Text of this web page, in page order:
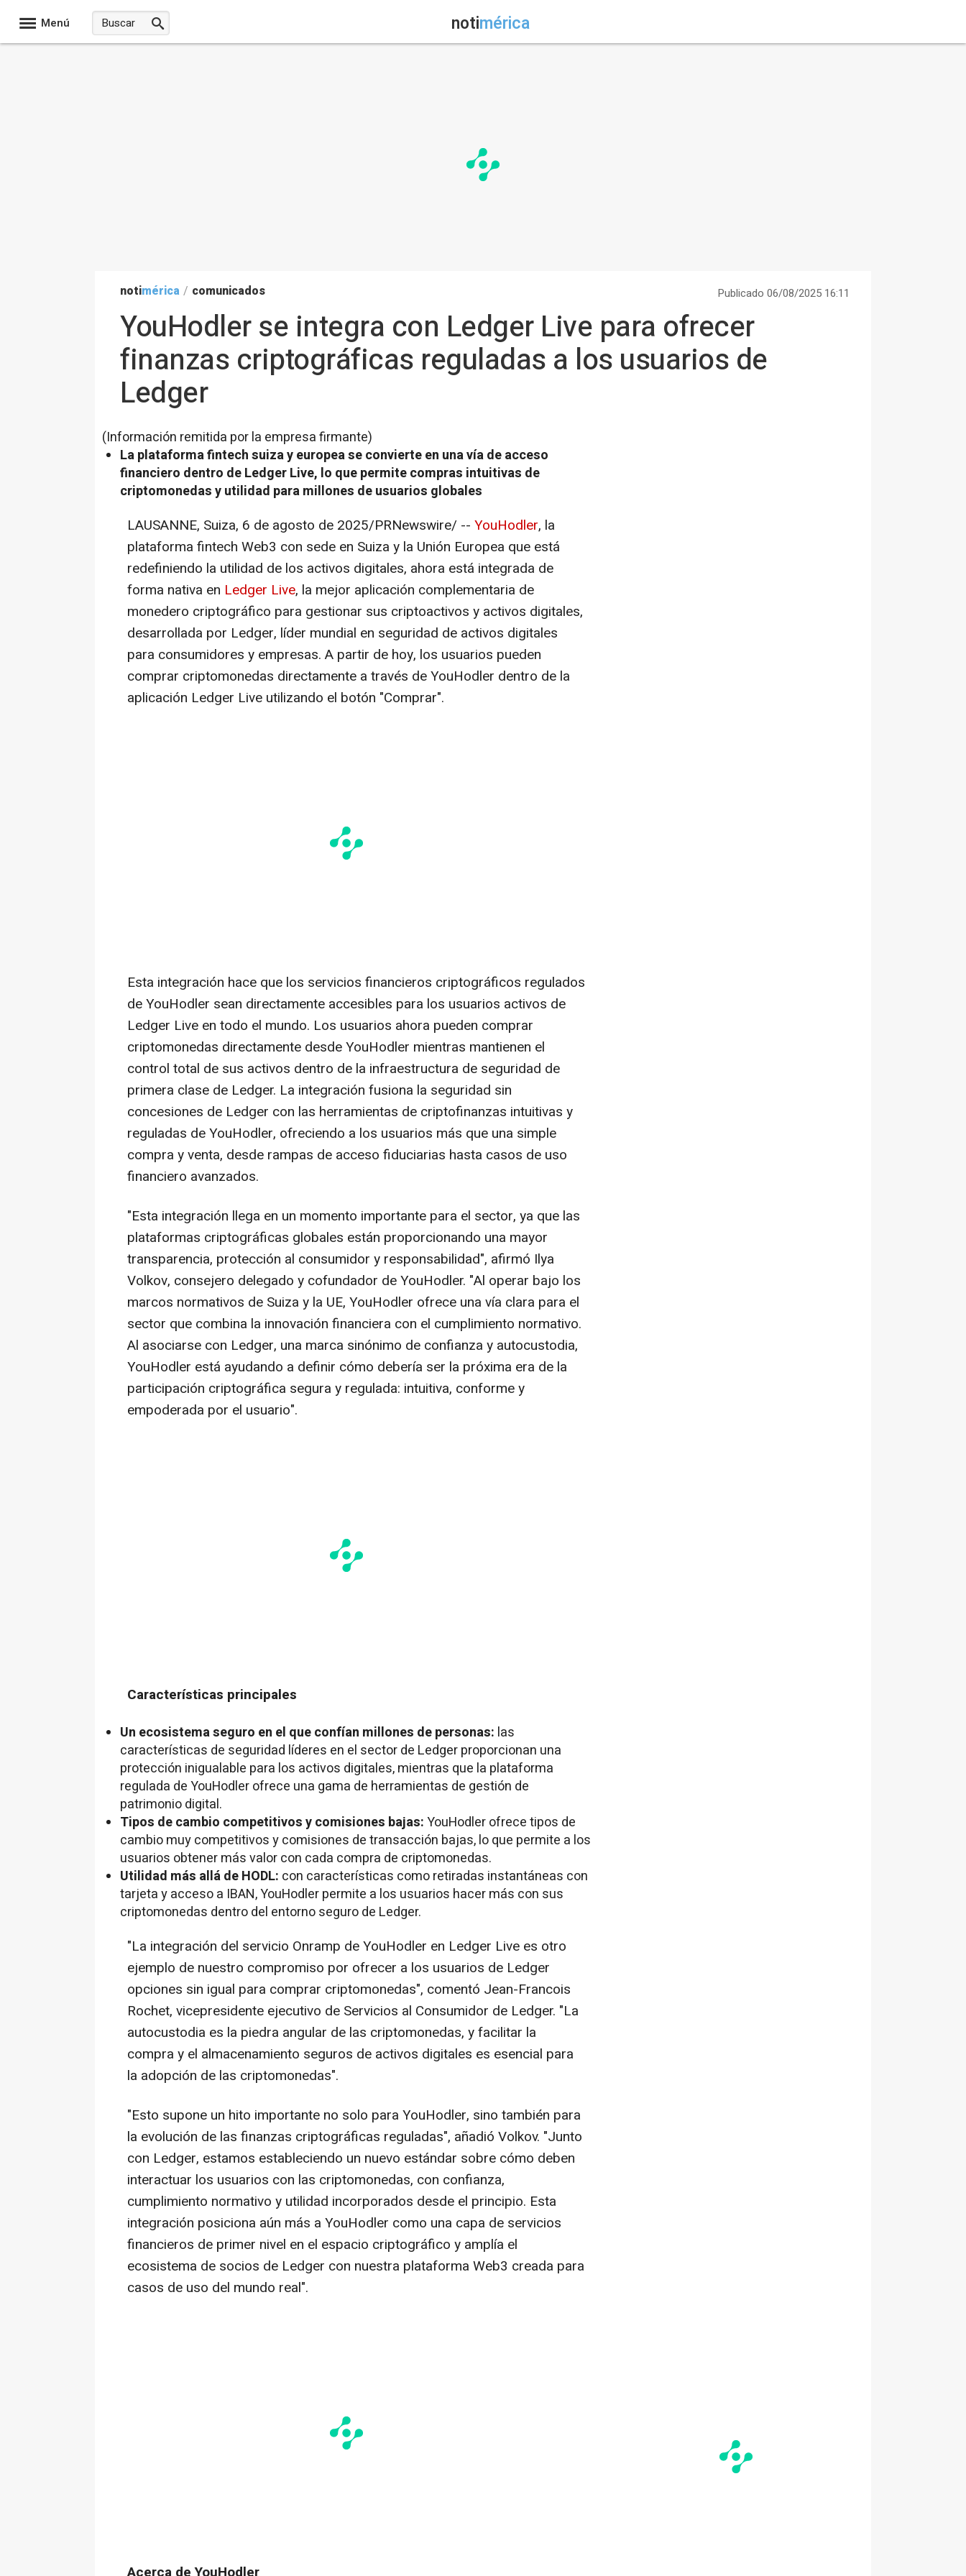
Menú notimérica
notimérica / comunicados Publicado 06/08/2025 16:11
YouHodler se integra con Ledger Live para ofrecer
finanzas criptográficas reguladas a los usuarios de
Ledger
(Información remitida por la empresa firmante)
La plataforma fintech suiza y europea se convierte en una vía de acceso
financiero dentro de Ledger Live, lo que permite compras intuitivas de
criptomonedas y utilidad para millones de usuarios globales
LAUSANNE, Suiza, 6 de agosto de 2025/PRNewswire/ -- YouHodler, la
plataforma fintech Web3 con sede en Suiza y la Unión Europea que está
redefiniendo la utilidad de los activos digitales, ahora está integrada de
forma nativa en Ledger Live, la mejor aplicación complementaria de
monedero criptográfico para gestionar sus criptoactivos y activos digitales,
desarrollada por Ledger, líder mundial en seguridad de activos digitales
para consumidores y empresas. A partir de hoy, los usuarios pueden
comprar criptomonedas directamente a través de YouHodler dentro de la
aplicación Ledger Live utilizando el botón "Comprar".
Esta integración hace que los servicios financieros criptográficos regulados
de YouHodler sean directamente accesibles para los usuarios activos de
Ledger Live en todo el mundo. Los usuarios ahora pueden comprar
criptomonedas directamente desde YouHodler mientras mantienen el
control total de sus activos dentro de la infraestructura de seguridad de
primera clase de Ledger. La integración fusiona la seguridad sin
concesiones de Ledger con las herramientas de criptofinanzas intuitivas y
reguladas de YouHodler, ofreciendo a los usuarios más que una simple
compra y venta, desde rampas de acceso fiduciarias hasta casos de uso
financiero avanzados.
"Esta integración llega en un momento importante para el sector, ya que las
plataformas criptográficas globales están proporcionando una mayor
transparencia, protección al consumidor y responsabilidad", afirmó Ilya
Volkov, consejero delegado y cofundador de YouHodler. "Al operar bajo los
marcos normativos de Suiza y la UE, YouHodler ofrece una vía clara para el
sector que combina la innovación financiera con el cumplimiento normativo.
Al asociarse con Ledger, una marca sinónimo de confianza y autocustodia,
YouHodler está ayudando a definir cómo debería ser la próxima era de la
participación criptográfica segura y regulada: intuitiva, conforme y
empoderada por el usuario".
Características principales
Un ecosistema seguro en el que confían millones de personas: las
características de seguridad líderes en el sector de Ledger proporcionan una
protección inigualable para los activos digitales, mientras que la plataforma
regulada de YouHodler ofrece una gama de herramientas de gestión de
patrimonio digital.
Tipos de cambio competitivos y comisiones bajas:YouHodler ofrece tipos de
cambio muy competitivos y comisiones de transacción bajas, lo que permite a los
usuarios obtener más valor con cada compra de criptomonedas.
Utilidad más allá de HODL: con características como retiradas instantáneas con
tarjeta y acceso a IBAN, YouHodler permite a los usuarios hacer más con sus
criptomonedas dentro del entorno seguro de Ledger.
"La integración del servicio Onramp de YouHodler en Ledger Live es otro
ejemplo de nuestro compromiso por ofrecer a los usuarios de Ledger
opciones sin igual para comprar criptomonedas", comentó Jean-Francois
Rochet, vicepresidente ejecutivo de Servicios al Consumidor de Ledger. "La
autocustodia es la piedra angular de las criptomonedas, y facilitar la
compra y el almacenamiento seguros de activos digitales es esencial para
la adopción de las criptomonedas".
"Esto supone un hito importante no solo para YouHodler, sino también para
la evolución de las finanzas criptográficas reguladas", añadió Volkov. "Junto
con Ledger, estamos estableciendo un nuevo estándar sobre cómo deben
interactuar los usuarios con las criptomonedas, con confianza,
cumplimiento normativo y utilidad incorporados desde el principio. Esta
integración posiciona aún más a YouHodler como una capa de servicios
financieros de primer nivel en el espacio criptográfico y amplía el
ecosistema de socios de Ledger con nuestra plataforma Web3 creada para
casos de uso del mundo real".